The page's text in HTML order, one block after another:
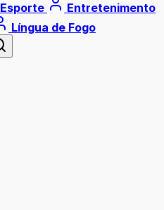
Esporte
Entretenimento
Língua de Fogo